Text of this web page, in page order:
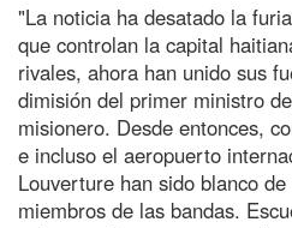
"La noticia ha desatado la
que controlan la capital
rivales, ahora han unido sus
dimisión del primer ministro
misionero. Desde entonces,
e incluso el aeropuerto
Louverture han sido blanco
miembros de las bandas.